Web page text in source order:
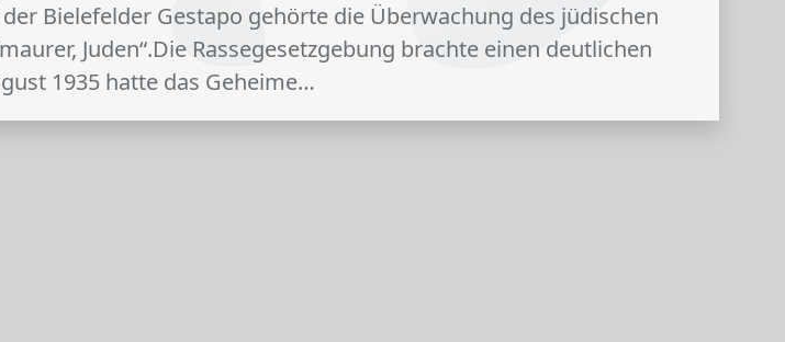
Bielefelder Gestapo gehörte die Überwachung des jüdischen
Juden“.Die Rassegesetzgebung brachte einen deutlichen
1935 hatte das Geheime…